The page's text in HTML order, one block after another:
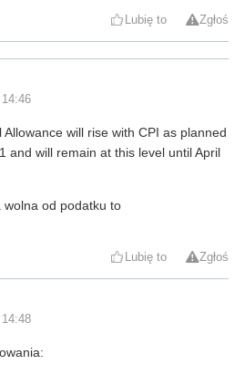
Lubię to Zgłoś
will rise with CPI as planned
and will remain at this level until April
wolna od podatku to
Lubię to Zgłoś